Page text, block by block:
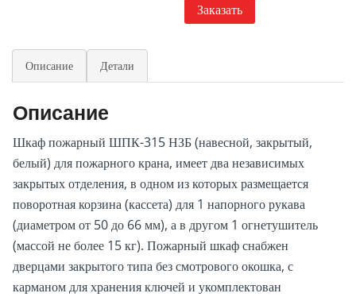
Заказать
Описание Детали
Описание
Шкаф пожарный ШПК-315 НЗБ (навесной, закрытый,
белый) для пожарного крана, имеет два независимых
закрытых отделения, в одном из которых размещается
поворотная корзина (кассета) для 1 напорного рукава
(диаметром от 50 до 66 мм), а в другом 1 огнетушитель
(массой не более 15 кг). Пожарный шкаф снабжен
дверцами закрытого типа без смотрового окошка, с
карманом для хранения ключей и укомплектован